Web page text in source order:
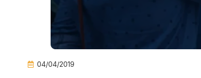
04/04/2019